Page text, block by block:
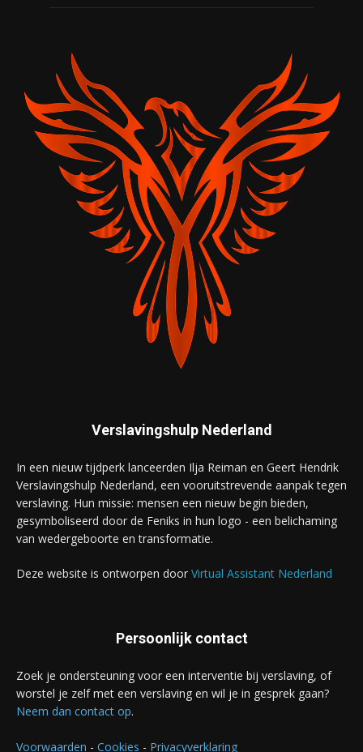
Verslavingshulp Nederland
In een nieuw tijdperk lanceerden Ilja Reiman en Geert Hendrik
Verslavingshulp Nederland, een vooruitstrevende aanpak tegen
verslaving. Hun missie: mensen een nieuw begin bieden,
gesymboliseerd door de Feniks in hun logo - een belichaming
van wedergeboorte en transformatie.
Deze website is ontworpen door Virtual Assistant Nederland
Persoonlijk contact
Zoek je ondersteuning voor een interventie bij verslaving, of
worstel je zelf met een verslaving en wil je in gesprek gaan?
Neem dan contact op.
Voorwaarden - Cookies - Privacyverklaring